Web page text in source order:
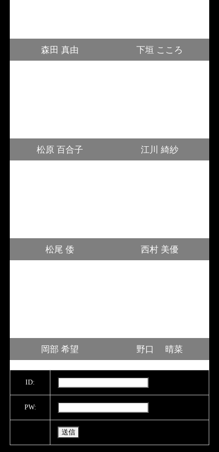
森田 真由 下垣 こころ
松原 百合子 江川 綺紗
松尾 倭 西村 美優
岡部 希望 野口 晴菜
ID:
PW: